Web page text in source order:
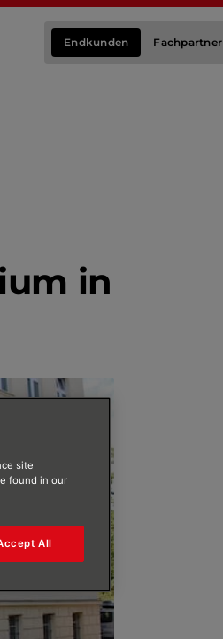
Endkunden Fachpartner
in
site
found in our
All